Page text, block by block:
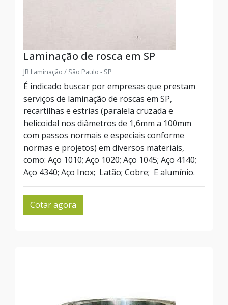
Laminação de rosca em SP
JR Laminação / São Paulo - SP
É indicado buscar por empresas que prestam
serviços de laminação de roscas em SP,
recartilhas e estrias (paralela cruzada e
helicoidal nos diâmetros de 1,6mm a 100mm
com passos normais e especiais conforme
normas e projetos) em diversos materiais,
como: Aço 1010; Aço 1020; Aço 1045; Aço 4140;
Aço 4340; Aço Inox; Latão; Cobre; E alumínio.
Cotar agora